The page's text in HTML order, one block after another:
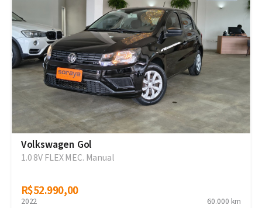
Volkswagen Gol
1.0 8V FLEX MEC. Manual
R$52.990,00
R$52.990,00
2022 60.000 km